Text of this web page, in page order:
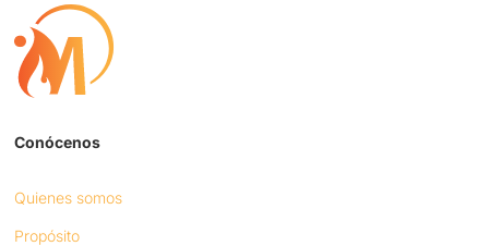
Conócenos
Quienes somos
Propósito